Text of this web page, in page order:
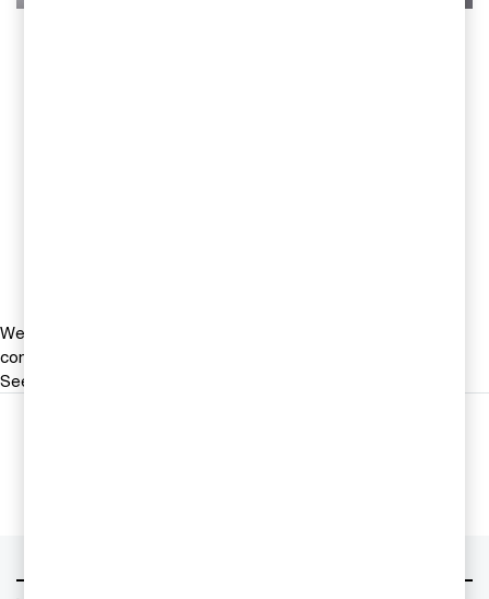
We help you meet tomorrow’s tech demands
compete at a speed that rewrites the rules
See how